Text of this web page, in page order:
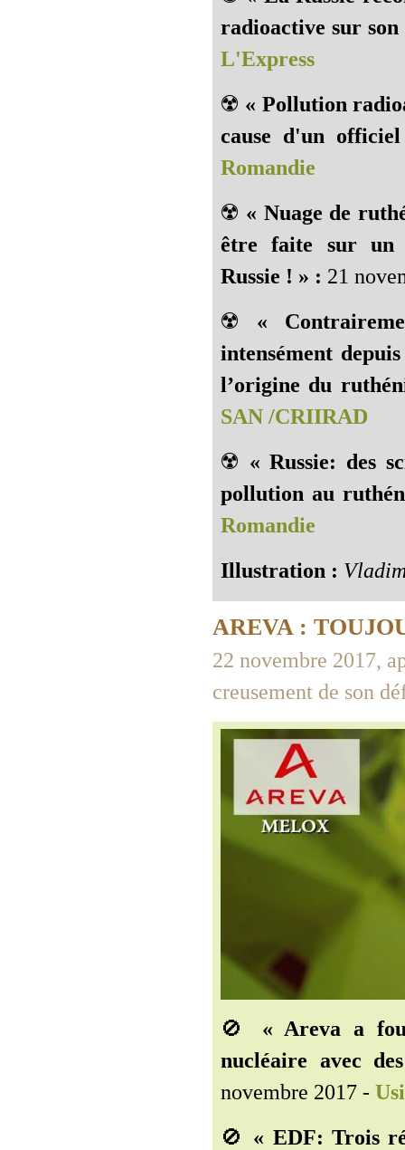
radioactive sur
L'Express
☢️ « Pollution
cause d'un
Romandie
☢️ « Nuage de
être faite sur un
Russie ! » : 21
☢️ «
intensément
l’origine du
SAN /CRIIRAD
☢️ « Russie: des
pollution au
Romandie
Illustration :
AREVA :
22 novembre 2017,
creusement de son
🚫 « Areva a
nucléaire avec
novembre 2017 -
🚫 « EDF: Trois